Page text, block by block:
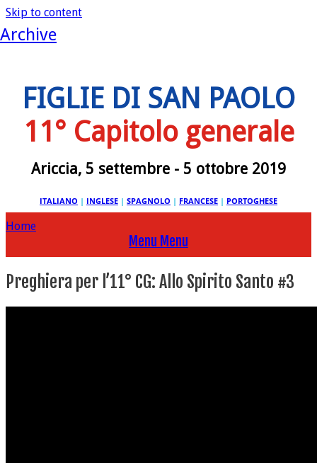
Skip to content
FIGLIE DI SAN PAOLO
11° Capitolo generale
Ariccia, 5 settembre - 5 ottobre 2019
ITALIANO | INGLESE | SPAGNOLO | FRANCESE | PORTOGHESE
Home
Menu Menu
Archive
Preghiera per l’11° CG: Allo Spirito Santo #3